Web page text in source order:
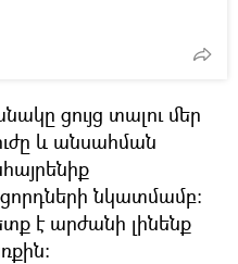
ցույց տալու մեր
և անսահման
նկատմամբ:
է արժանի լինենք